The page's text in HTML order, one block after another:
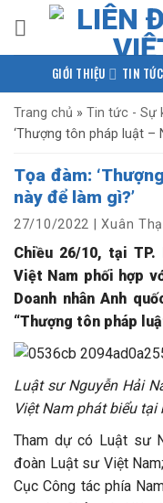
qua
nội
GIỚI THIỆU TIN
PHÁP LUẬT
Trang chủ » Tin tức - Sự
‘Thượng tôn pháp luật –
Tọa đàm:
này để làm gì?’
27/10/2022 |Xuân
Chiều 26/10, tại
Việt Nam phối hợp
Doanh nhân Anh
“Thượng tôn pháp
Luật sư Nguyễn Hải
Việt Nam phát biểu
Tham dự có Luật sư
đoàn Luật sư Việt
Cục Công tác phía